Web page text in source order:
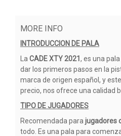
MORE INFO
INTRODUCCION DE PALA
La CADE XTY 2021, es una
dar los primeros pasos en la
marca de origen español, y
precio, nos ofrece una calidad
TIPO DE JUGADORES
Recomendada para jugadores
todo. Es una pala para